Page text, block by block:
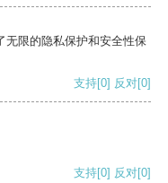
无限的隐私保护和安全性保
支持[0] 反对[0]
支持[0] 反对[0]